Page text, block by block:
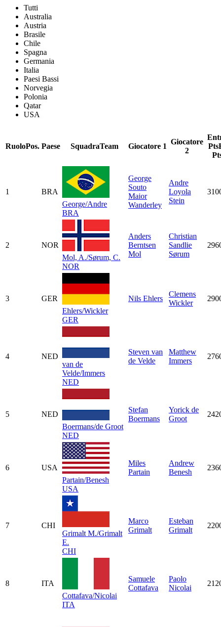
Tutti
Australia
Austria
Brasile
Chile
Spagna
Germania
Italia
Paesi Bassi
Norvegia
Polonia
Qatar
USA
RuoloPos. Paese SquadraTeam Giocatore 1
Giocatore
2
Pts
1
BRA
George/Andre
BRA
George
Souto
Maior
Wanderley
Andre
Loyola
Stein
2
NOR
Mol, A./Sørum, C.
NOR
Anders
Berntsen
Mol
Christian
Sandlie
Sørum
3
GER
Ehlers/Wickler
GER
Nils Ehlers
Clemens
Wickler
4
NED
van de
Velde/Immers
NED
Steven van
de Velde
Matthew
Immers
5
NED
Boermans/de Groot
NED
Stefan
Boermans
Yorick de
Groot
6
USA
Partain/Benesh
USA
Miles
Partain
Andrew
Benesh
7
CHI
Grimalt M./Grimalt
E.
CHI
Marco
Grimalt
Esteban
Grimalt
8
ITA
Cottafava/Nicolai
ITA
Samuele
Cottafava
Paolo
Nicolai